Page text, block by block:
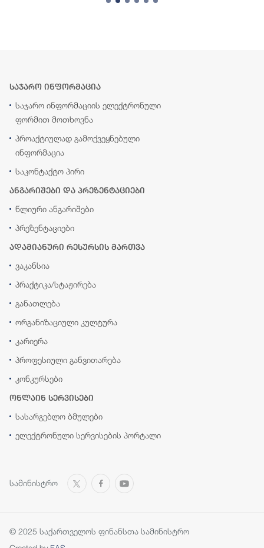
საჯარო ინფორმაცია
საჯარო ინფორმაციის ელექტრონული
ფორმით მოთხოვნა
პროაქტიულად გამოქვეყნებული
ინფორმაცია
საკონტაქტო პირი
ანგარიშები და პრეზენტაციები
წლიური ანგარიშები
პრეზენტაციები
ადამიანური რესურსის მართვა
ვაკანსია
პრაქტიკა/სტაჟირება
განათლება
ორგანიზაციული კულტურა
კარიერა
პროფესიული განვითარება
კონკურსები
ონლაინ სერვისები
სასარგებლო ბმულები
ელექტრონული სერვისების პორტალი
სამინისტრო
© 2025 საქართველოს ფინანსთა სამინისტრო